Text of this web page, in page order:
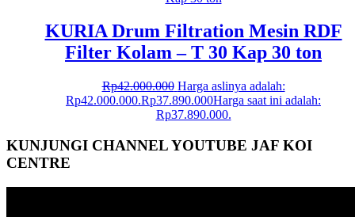
KURIA Drum Filtration Mesin RDF
Filter Kolam – T 30 Kap 30 ton
Rp42.000.000 Harga aslinya adalah:
Rp42.000.000.Rp37.890.000Harga saat ini adalah:
Rp37.890.000.
KUNJUNGI CHANNEL YOUTUBE JAF KOI
CENTRE